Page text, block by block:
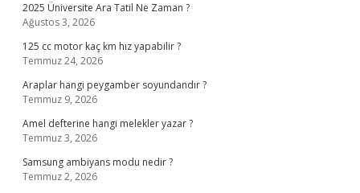
2025 Üniversite Ara Tatil Ne Zaman ?
Ağustos 3, 2026
125 cc motor kaç km hız yapabilir ?
Temmuz 24, 2026
Araplar hangi peygamber soyundandır ?
Temmuz 9, 2026
Amel defterine hangi melekler yazar ?
Temmuz 3, 2026
Samsung ambiyans modu nedir ?
Temmuz 2, 2026